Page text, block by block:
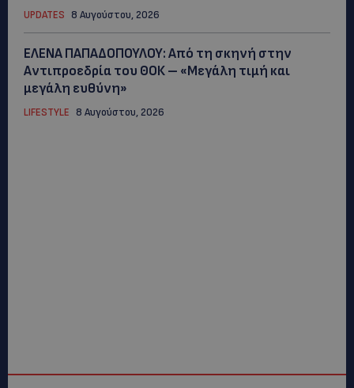
UPDATES 8 Αυγούστου, 2026
ΕΛΕΝΑ ΠΑΠΑΔΟΠΟΥΛΟΥ: Από τη σκηνή στην
Αντιπροεδρία του ΘΟΚ – «Μεγάλη τιμή και
μεγάλη ευθύνη»
LIFESTYLE 8 Αυγούστου, 2026